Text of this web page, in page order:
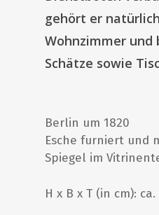
gehört er
Wohnzimmer
Schätze sowie
Berlin um 1820
Esche furniert und
Spiegel im
H x B x T (in cm): ca.